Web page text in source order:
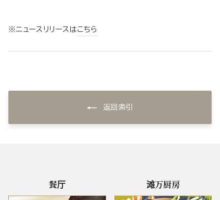
※ニュースリリースは こちら
返回索引
餐厅 滩万厨房